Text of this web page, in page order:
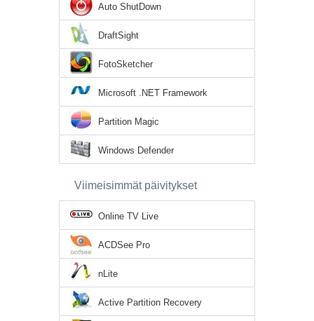
Auto ShutDown
DraftSight
FotoSketcher
Microsoft .NET Framework
Partition Magic
Windows Defender
Viimeisimmät päivitykset
Online TV Live
ACDSee Pro
nLite
Active Partition Recovery